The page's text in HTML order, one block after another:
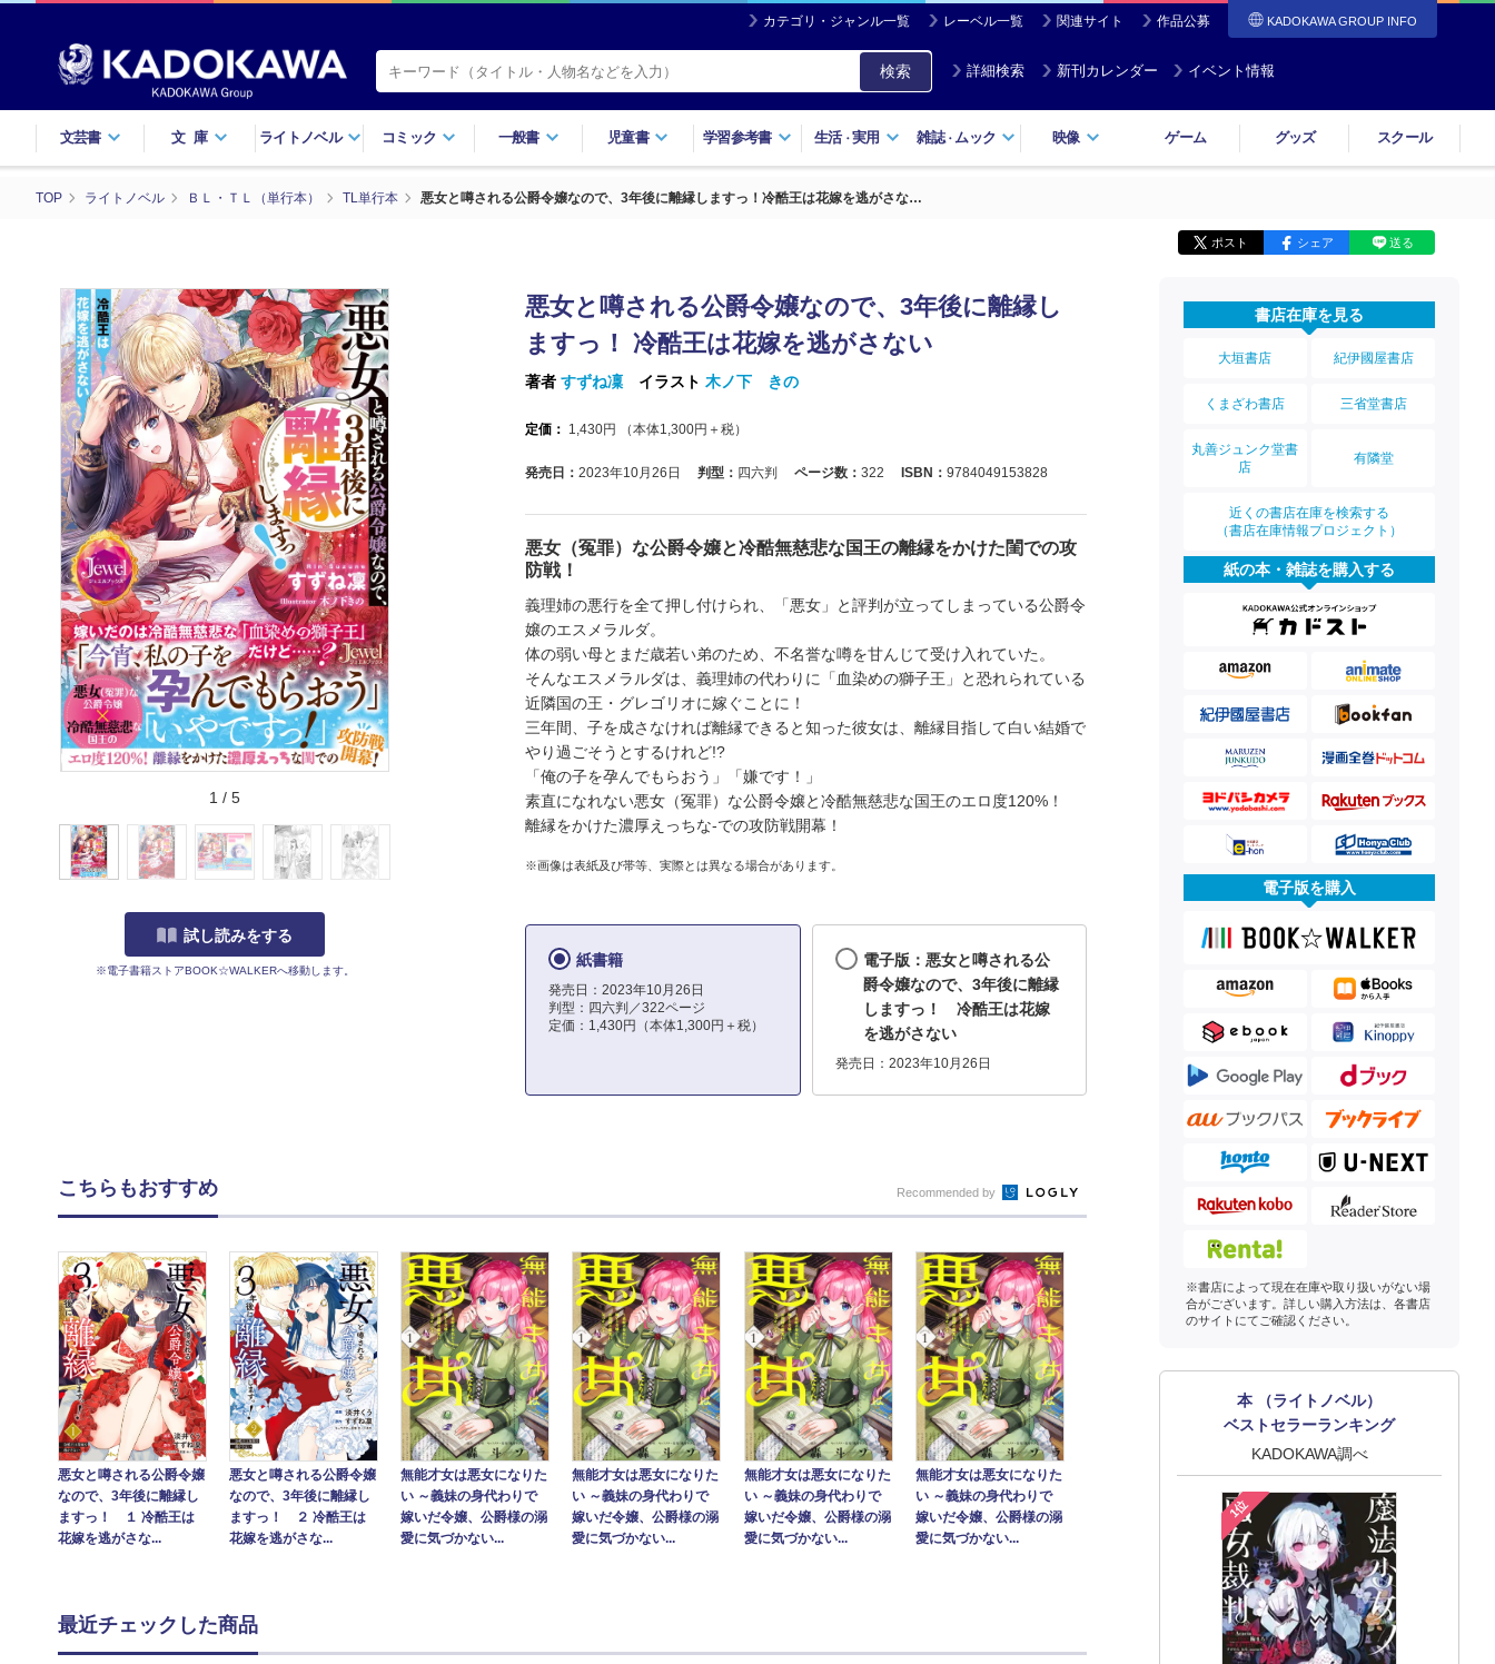
カテゴリ・ジャンル一覧 レーベル一覧 関連サイト 作品公募 KADOKAWA GROUP INFO
検索 詳細検索 新刊カレンダー イベント情報
文芸書 文庫 ライトノベル コミック 一般書 児童書 学習参考書 生活・実用 雑誌・ ムック 映像 ゲーム グッズ スクール
TOP ライトノベル ＢＬ・ＴＬ（単行本） TL単行本 悪女と噂される公爵令嬢なので、3年後に離縁しますっ！冷酷王は花嫁を逃がさな…
ポスト シェア 送る
1 / 5
試し読みをする
※電子書籍ストアBOOK☆WALKERへ移動します。
悪女と噂される公爵令嬢なので、3年後に離縁し
ますっ！ 冷酷王は花嫁を逃がさない
著者 すずね凜 イラスト 木ノ下 きの
定価： 1,430円 （本体1,300円＋税）
発売日： 2023年10月26日 判型： 四六判 ページ数： 322 ISBN： 9784049153828
悪女（冤罪）な公爵令嬢と冷酷無慈悲な国王の離縁をかけた閨での攻
防戦！
義理姉の悪行を全て押し付けられ、「悪女」と評判が立ってしまっている公爵令
嬢のエスメラルダ。
体の弱い母とまだ歳若い弟のため、不名誉な噂を甘んじて受け入れていた。
そんなエスメラルダは、義理姉の代わりに「血染めの獅子王」と恐れられている
近隣国の王・グレゴリオに嫁ぐことに！
三年間、子を成さなければ離縁できると知った彼女は、離縁目指して白い結婚で
やり過ごそうとするけれど!?
「俺の子を孕んでもらおう」「嫌です！」
素直になれない悪女（冤罪）な公爵令嬢と冷酷無慈悲な国王のエロ度120%！
離縁をかけた濃厚えっちな-での攻防戦開幕！
※画像は表紙及び帯等、実際とは異なる場合があります。
紙書籍
発売日：2023年10月26日
判型：四六判／322ページ
定価：1,430円（本体1,300円＋税）
電子版：悪女と噂される公
爵令嬢なので、3年後に離縁
しますっ！ 冷酷王は花嫁
を逃がさない
発売日：2023年10月26日
書店在庫を見る
大垣書店 紀伊國屋書店
くまざわ書店 三省堂書店
丸善ジュンク堂書
店
有隣堂
近くの書店在庫を検索する
（書店在庫情報プロジェクト）
紙の本・雑誌を購入する
電子版を購入
※書店によって現在在庫や取り扱いがない場
合がございます。詳しい購入方法は、各書店
のサイトにてご確認ください。
本 （ライトノベル）
ベストセラーランキング
KADOKAWA調べ
1位
こちらもおすすめ Recommended by
悪女と噂される公爵令嬢
なので、3年後に離縁し
ますっ！ １ 冷酷王は
花嫁を逃がさな...
悪女と噂される公爵令嬢
なので、3年後に離縁し
ますっ！ ２ 冷酷王は
花嫁を逃がさな...
無能才女は悪女になりた
い ～義妹の身代わりで
嫁いだ令嬢、公爵様の溺
愛に気づかない...
無能才女は悪女になりた
い ～義妹の身代わりで
嫁いだ令嬢、公爵様の溺
愛に気づかない...
無能才女は悪女になりた
い ～義妹の身代わりで
嫁いだ令嬢、公爵様の溺
愛に気づかない...
無能才女は悪女になりた
い ～義妹の身代わりで
嫁いだ令嬢、公爵様の溺
愛に気づかない...
最近チェックした商品